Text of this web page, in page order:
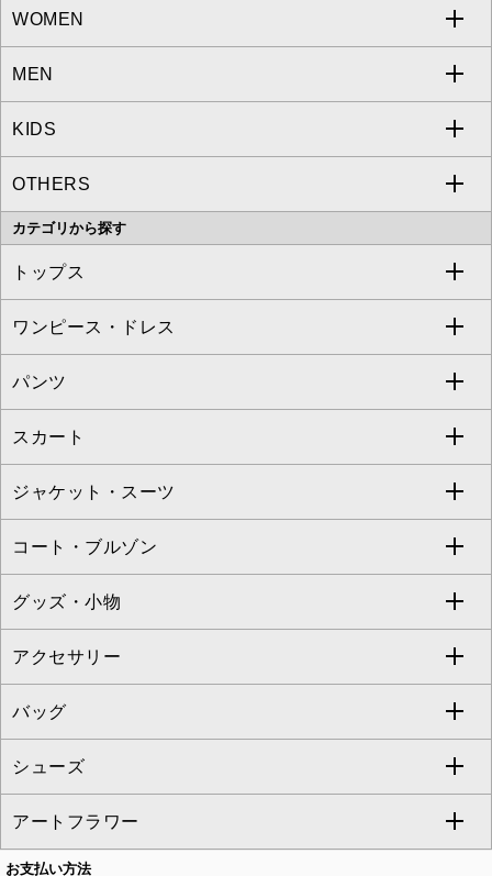
WOMEN
a.v.v
MICHEL KLEIN
MK MICHEL KLEIN
OFUON le MK
MEN
a.v.v
MICHEL KLEIN HOMME
MK MICHEL KLEIN HOMME
KIDS
a.v.v
OTHERS
MK MICHEL KLEIN BAG
カテゴリから探す
トップス
すべてのトップス
カットソー・Tシャツ
ブラウス・シャツ
ニット・セーター
カーディガン
アンサンブルセット
ベスト・ジレ
パーカー
タンクトップ・キャミソール
スウェット・ジャージー
ワンピース・ドレス
すべてのワンピース・ドレス
ワンピース
ドレス
チュニック
ジャンパースカート
その他のワンピース・ドレス
パンツ
すべてのパンツ
フルレングスパンツ
クロップド・半端丈パンツ
ガウチョ・ワイドパンツ
ハーフ・ショート丈パンツ
サロペット・オールインワン
その他のパンツ
スカート
すべてのスカート
ロング・マキシ丈スカート
ひざ丈スカート
ミモレ丈スカート
ショート・ミニ丈スカート
その他のスカート
ジャケット・スーツ
すべてのジャケット・スーツ
テーラードジャケット
ノーカラージャケット
セットアップ
セットアップジャケット
セットアップパンツ
コート・ブルゾン
すべてのコート・ブルゾン
トレンチコート
ピーコート
ダッフルコート
チェスターコート
グッズ・小物
すべてのグッズ・小物
マスク
ストール・マフラー・スヌード
ベルト・サスペンダー
アクセサリー
すべてのアクセサリー
ネックレス
ピアス・イヤリング
バッグ
すべてのバッグ
トートバッグ
シューズ
すべてのシューズ
アートフラワー
お支払い方法